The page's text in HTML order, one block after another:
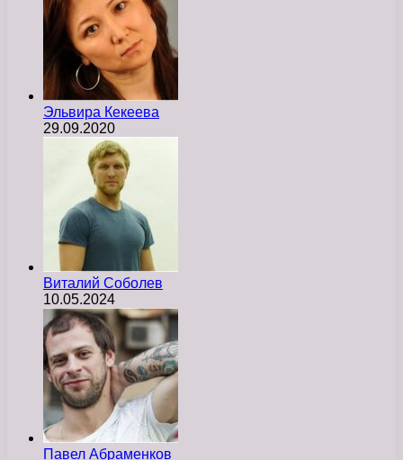
Эльвира Кекеева
29.09.2020
Виталий Соболев
10.05.2024
Павел Абраменков